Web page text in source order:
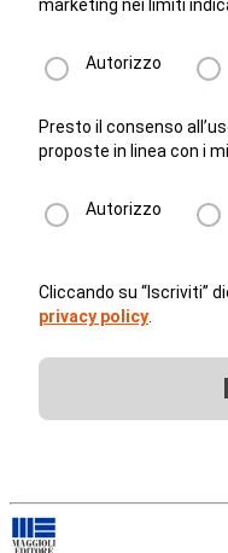
marketing nei limiti
Autorizzo
Presto il consenso
proposte in linea con i
Autorizzo
Cliccando su “Iscriviti”
privacy policy